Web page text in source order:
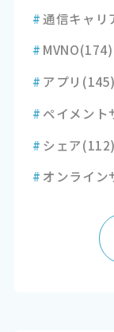
#通信キャリ
# MVNO(174)
# アプリ (145)
# ペイメント
# シェア(112)
# オンライン